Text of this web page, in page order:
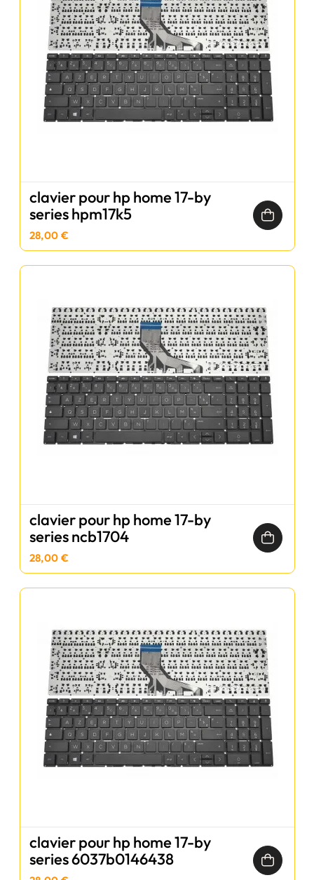
clavier pour hp home 17-by
series hpm17k5
28,00 €
clavier pour hp home 17-by
series ncb1704
28,00 €
clavier pour hp home 17-by
series 6037b0146438